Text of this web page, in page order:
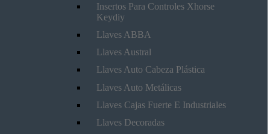
Insertos Para Controles Xhorse
Keydiy
Llaves ABBA
Llaves Austral
Llaves Auto Cabeza Plástica
Llaves Auto Metálicas
Llaves Cajas Fuerte E Industriales
Llaves Decoradas